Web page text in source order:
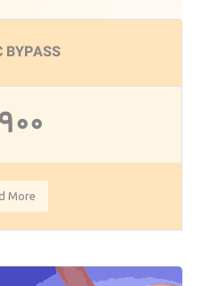
BYPASS
More ...